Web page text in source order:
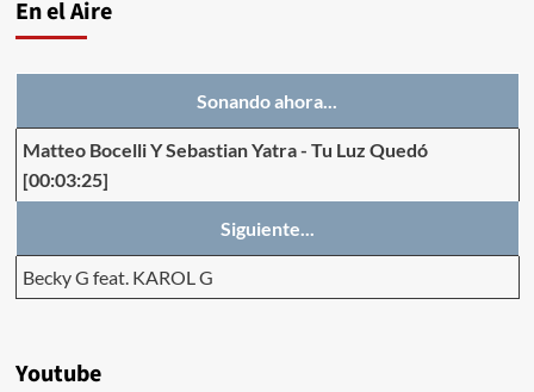
En el Aire
Sonando ahora...
Matteo Bocelli Y Sebastian Yatra- Tu Luz Quedó
[00:03:25]
Siguiente...
Becky G feat. KAROL G
Youtube